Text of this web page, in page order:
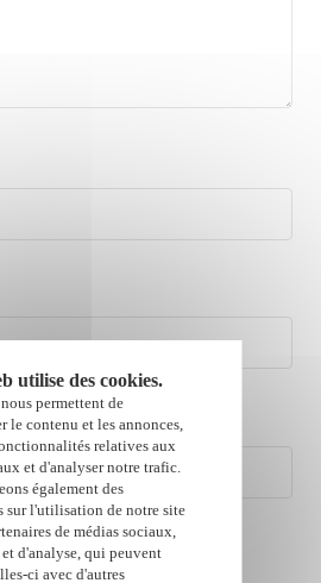
Envoyer
utilise des cookies.
permettent de
le contenu et les annonces,
relatives aux
et d'analyser notre trafic.
également des
sur l'utilisation de notre site
de médias sociaux,
d'analyse, qui peuvent
ci avec d'autres